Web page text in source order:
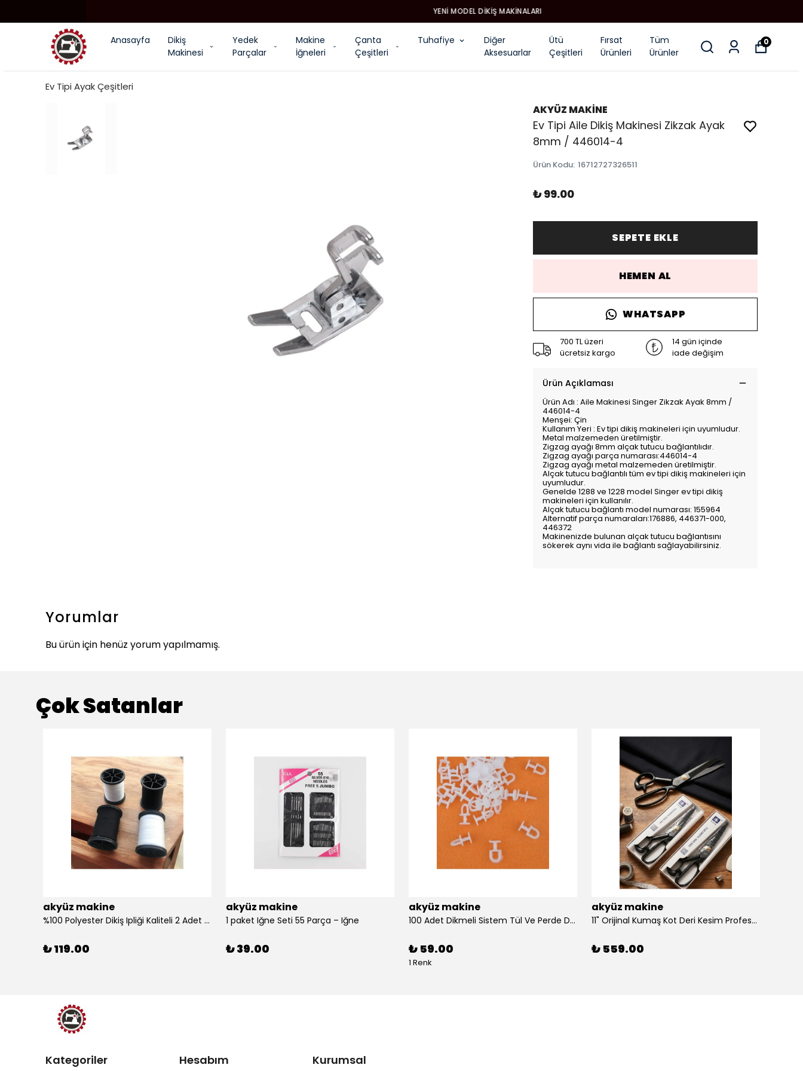
YENI MODEL DIKIŞ MAKINALARI
Anasayfa
Dikiş
Makinesi
Yedek
Parçalar
Makine
İğneleri
Çanta
Çeşitleri
Tuhafiye
Diğer
Aksesuarlar
Ütü
Çeşitleri
Fırsat
Ürünleri
Tüm
Ürünler
0
Ev Tipi Ayak Çeşitleri
AKYÜZ MAKİNE
Ev Tipi Aile Dikiş Makinesi Zikzak Ayak
8mm / 446014-4
Ürün Kodu: 16712727326511
₺ 99.00
SEPETE EKLE
HEMEN AL
WHATSAPP
700 TL üzeri
ücretsiz kargo
14 gün içinde
iade değişim
Ürün Açıklaması
Ürün Adı : Aile Makinesi Singer Zikzak Ayak 8mm /
446014-4
Menşei: Çin
Kullanım Yeri : Ev tipi dikiş makineleri için uyumludur.
Metal malzemeden üretilmiştir.
Zigzag ayağı 8mm alçak tutucu bağlantılıdır.
Zigzag ayağı parça numarası:446014-4
Zigzag ayağı metal malzemeden üretilmiştir.
Alçak tutucu bağlantılı tüm ev tipi dikiş makineleri için
uyumludur.
Genelde 1288 ve 1228 model Singer ev tipi dikiş
makineleri için kullanılır.
Alçak tutucu bağlantı model numarası: 155964
Alternatif parça numaraları:176886, 446371-000,
446372
Makinenizde bulunan alçak tutucu bağlantısını
sökerek aynı vida ile bağlantı sağlayabilirsiniz.
Yorumlar
Bu ürün için henüz yorum yapılmamış.
Çok Satanlar
akyüz makine
%100 Polyester Dikiş Ipliği Kaliteli 2 Adet Farklı Makara Ip Dikiş İpi Siyah&Beyaz 2'Li Set
₺ 119.00
akyüz makine
1 paket Iğne Seti 55 Parça – Iğne
₺ 39.00
akyüz makine
100 Adet Dikmeli Sistem Tül Ve Perde Düğmesi Korniş Halkası
₺ 59.00
1 Renk
akyüz makine
11" Orijinal Kumaş Kot Deri Kesim Profesyonel Terzi Makası, Dövme Alaşımlı Çelik Premium
₺ 559.00
Kategoriler Hesabım Kurumsal